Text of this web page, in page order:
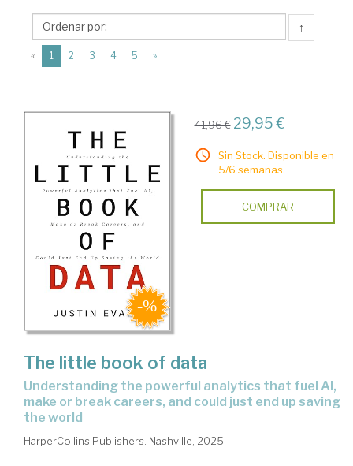
HarperCollins
Publishers
↑
« 1 (current)
2 3 4 5 »
41,96 € 29,95 €
Sin Stock. Disponible en
5/6 semanas.
COMPRAR
The little book of data
understanding the powerful analytics that fuel AI,
make or break careers, and could just end up saving
the world
HarperCollins Publishers. Nashville, 2025